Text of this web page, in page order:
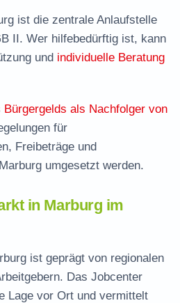
ist die zentrale Anlaufstelle
II. Wer hilfebedürftig ist, kann
und individuelle Beratung
Bürgergelds als Nachfolger von
für
Freibeträge und
umgesetzt werden.
in Marburg im
ist geprägt von regionalen
Das Jobcenter
Lage vor Ort und vermittelt